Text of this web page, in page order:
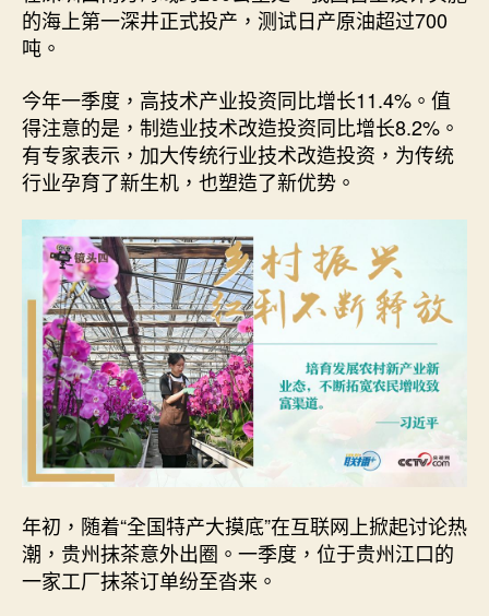
的海上第一深井正式投产，测试日产原油超过700
吨。
今年一季度，高技术产业投资同比增长11.4%。值
得注意的是，制造业技术改造投资同比增长8.2%。
有专家表示，加大传统行业技术改造投资，为传统
行业孕育了新生机，也塑造了新优势。
年初，随着“全国特产大摸底”在互联网上掀起讨论热
潮，贵州抹茶意外出圈。一季度，位于贵州江口的
一家工厂抹茶订单纷至沓来。